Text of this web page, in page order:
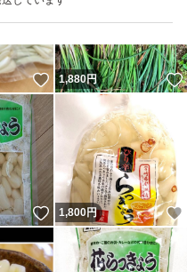
いいね！
1,880円
いいね！
1,800円